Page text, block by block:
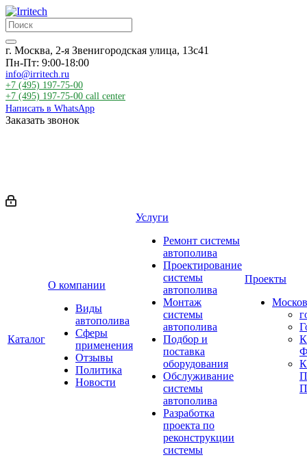
г. Москва, 2-я Звенигородская улица, 13с41
Пн-Пт: 9:00-18:00
info@irritech.ru
+7 (495) 197-75-00
+7 (495) 197-75-00 call center
Написать в WhatsApp
Заказать звонок
Каталог
О компании
Виды
автополива
Сферы
применения
Отзывы
Политика
Новости
Услуги
Ремонт системы
автополива
Проектирование
системы
автополива
Монтаж
системы
автополива
Подбор и
поставка
оборудования
Обслуживание
системы
автополива
Разработка
проекта по
реконструкции
системы
Проекты